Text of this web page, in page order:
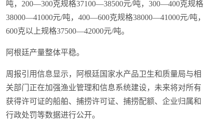
吨，200—300克规格37100—38500元/吨，300—400克规格
38000—41000元/吨，400—600克规格38000—41000元/吨，
600克以上规格37500—42000元/吨。
阿根廷产量整体平稳。
周报引用信息显示，阿根廷国家水产品卫生和质量局与相
关部门正在加强渔业管理和信息系统建设，未来将对所有
获得许可证的船舶、捕捞许可证、捕捞配额、企业归属和
行政处罚等数据进行公开。